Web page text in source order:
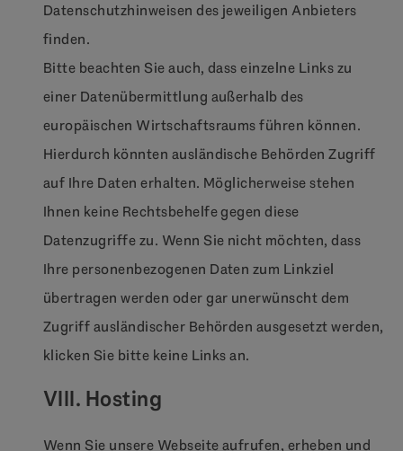
Datenschutzhinweisen des jeweiligen Anbieters
finden.
Bitte beachten Sie auch, dass einzelne Links zu
einer Datenübermittlung außerhalb des
europäischen Wirtschaftsraums führen können.
Hierdurch könnten ausländische Behörden Zugriff
auf Ihre Daten erhalten. Möglicherweise stehen
Ihnen keine Rechtsbehelfe gegen diese
Datenzugriffe zu. Wenn Sie nicht möchten, dass
Ihre personenbezogenen Daten zum Linkziel
übertragen werden oder gar unerwünscht dem
Zugriff ausländischer Behörden ausgesetzt werden,
klicken Sie bitte keine Links an.
VIII. Hosting
Wenn Sie unsere Webseite aufrufen, erheben und